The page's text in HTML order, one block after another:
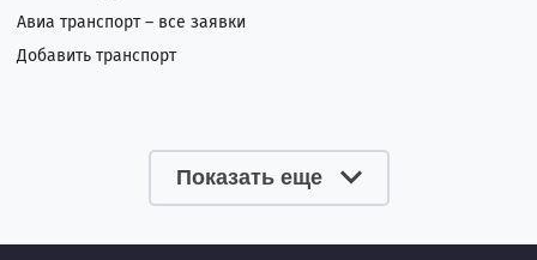
Авиа транспорт – все заявки
Добавить транспорт
Показать еще